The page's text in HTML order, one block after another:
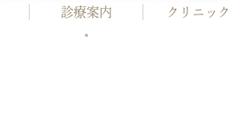
診療案内 クリニック